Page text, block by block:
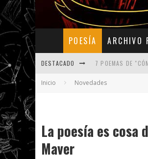
POESÍA ARCHIVO
DESTACADO
5 POEMAS DE
Inicio Novedades
La poesía es cosa
Maver